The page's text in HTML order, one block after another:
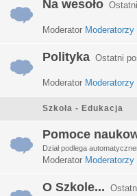
Na wesoło
Moderator Moderatorzy
Polityka Ostatni
Moderator Moderatorzy
Szkoła - Edukacja
Pomoce
Dział podlega
Moderator Moderatorzy
O Szkole...